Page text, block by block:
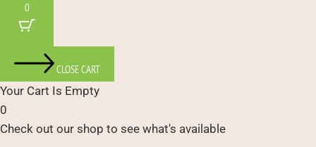
0
CLOSE CART
Your Cart Is Empty
0
Check out our shop to see what's available